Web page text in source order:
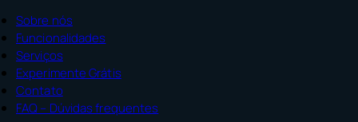
Sobre nós
Funcionalidades
Serviços
Experimente Grátis
Contato
FAQ – Dúvidas frequentes